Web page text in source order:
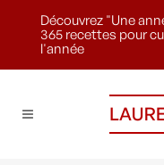
Découvrez "Une
365 recettes pour
l'année